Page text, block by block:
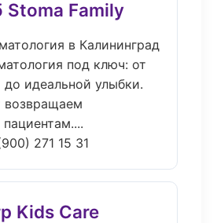
Family
в Калининград
под ключ: от
до идеальной улыбки.
возвращаем
271 15 31
Kids Care